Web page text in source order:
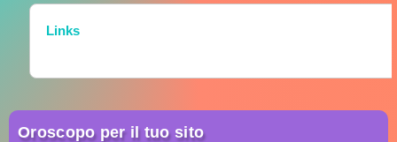
Links
Oroscopo per il tuo sito